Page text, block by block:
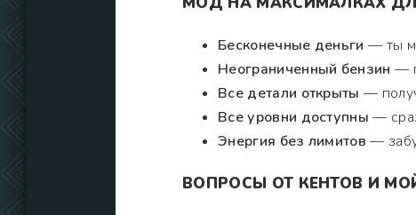
Бесконечные деньги — ты
Неограниченный бензин —
Все детали открыты —
Все уровни доступны —
Энергия без лимитов —
ВОПРОСЫ ОТ КЕНТОВ И